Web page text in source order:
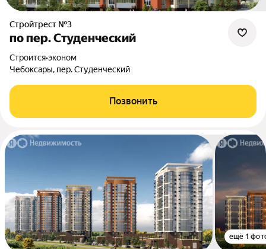
Стройтрест №3
по пер. Студенческий
Строится•эконом
Чебоксары, пер. Студенческий
Позвонить
ещё 1